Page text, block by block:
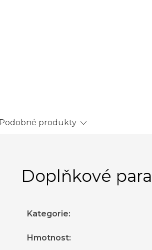
Podobné produkty
Doplňkové
Kategorie:
Hmotnost: